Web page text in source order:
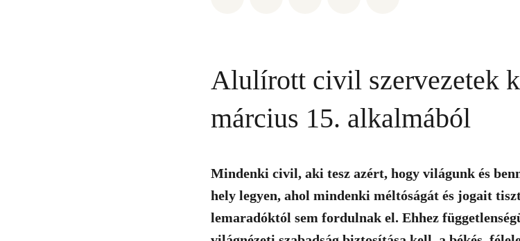
Alulírott civil szervezetek
március 15. alkalmából
Mindenki civil, aki tesz azért, hogy világunk és
hely legyen, ahol mindenki méltóságát és jogait
lemaradóktól sem fordulnak el. Ehhez